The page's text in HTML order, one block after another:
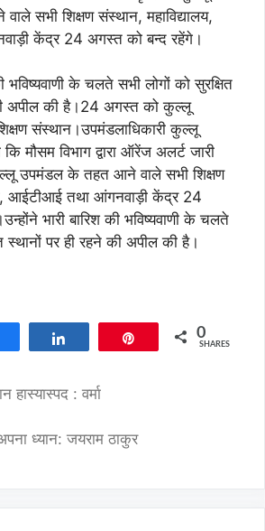
सभी शिक्षण संस्थान, महाविद्यालय,
केंद्र 24 अगस्त को बन्द रहेंगे।
भविष्यवाणी के चलते सभी लोगों को सुरक्षित
अपील की है।24 अगस्त को कुल्लू
संस्थान।उपमंडलाधिकारी कुल्लू
मौसम विभाग द्वारा ऑरेंज अलर्ट जारी
उपमंडल के तहत आने वाले सभी शिक्षण
आईटीआई तथा आंगनवाड़ी केंद्र 24
भारी बारिश की भविष्यवाणी के चलते
स्थानों पर ही रहने की अपील की है।
0
SHARES
हास्यास्पद : वर्मा
ध्यान: जयराम ठाकुर